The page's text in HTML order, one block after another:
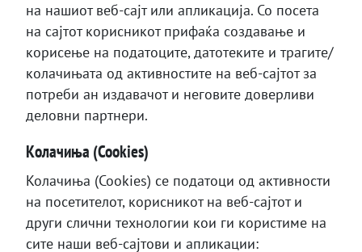
на нашиот веб-сајт или апликација. Со посета
на сајтот корисникот прифаќа создавање и
корисење на податоците, датотеките и трагите/
колачињата од активностите на веб-сајтот за
потреби ан издавачот и неговите доверливи
деловни партнери.
Колачиња (Cookies)
Колачиња (Cookies) се податоци од активности
на посетителот, корисникот на веб-сајтот и
други слични технологии кои ги користиме на
сите наши веб-сајтови и апликации: